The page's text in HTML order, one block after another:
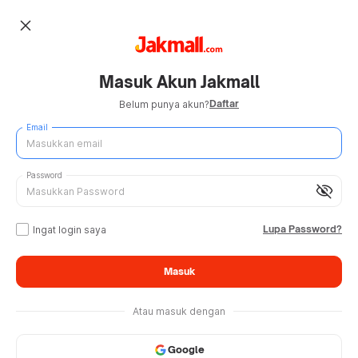
close
Masuk Akun Jakmall
Belum punya akun?Daftar
Email
visibility_off
Password
Ingat login saya Lupa Password?
Masuk
Atau masuk dengan
Google